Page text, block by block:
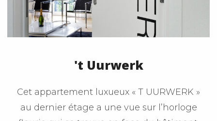
't Uurwerk
Cet appartement luxueux « T UURWERK »
au dernier étage a une vue sur l’horloge